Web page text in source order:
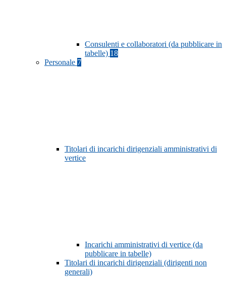
Consulenti e collaboratori (da pubblicare in
tabelle) 18
Personale 7
Titolari di incarichi dirigenziali amministrativi di
vertice
Incarichi amministrativi di vertice (da
pubblicare in tabelle)
Titolari di incarichi dirigenziali (dirigenti non
generali)